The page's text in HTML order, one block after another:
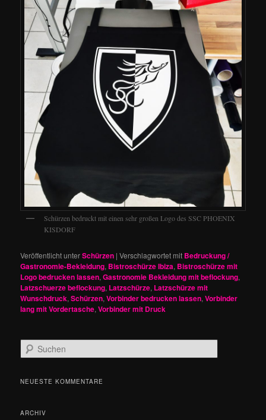
Schürzen bedruckt mit einen sehr großen Logo des SSC PHOENIX
KISDORF
Veröffentlicht unterSchürzen |Verschlagwortet mit Bedruckung /
Gastronomie-Bekleidung, Bistroschürze Ibiza, Bistroschürze mit
Logo bedrucken lassen,Gastronomie Bekleidung mit beflockung,
Latzschuerze beflockung, Latzschürze, Latzschürze mit
Wunschdruck,Schürzen,Vorbinder bedrucken lassen,Vorbinder
lang mit Vordertasche,Vorbinder mit Druck
u
h
NEUESTE KOMMENTARE
ARCHIV